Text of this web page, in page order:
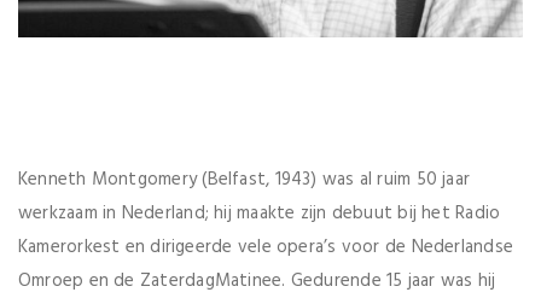
Kenneth Montgomery (Belfast, 1943) was al ruim 50 jaar
werkzaam in Nederland; hij maakte zijn debuut bij het Radio
Kamerorkest en dirigeerde vele opera’s voor de Nederlandse
Omroep en de ZaterdagMatinee. Gedurende 15 jaar was hij